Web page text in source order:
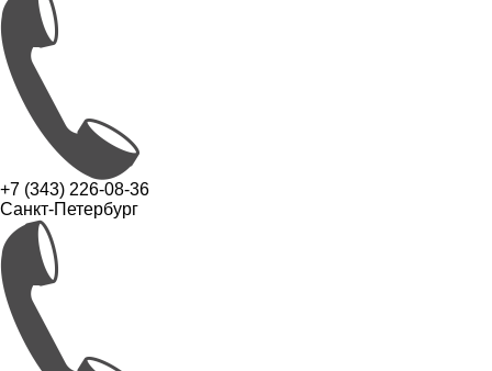
+7 (343) 226-08-36
Санкт-Петербург